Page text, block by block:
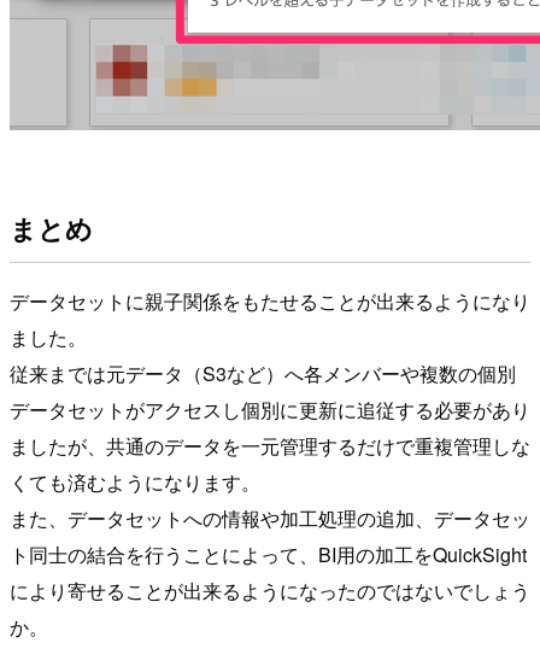
まとめ
データセットに親子関係をもたせることが出来るようになり
ました。
従来までは元データ（S3など）へ各メンバーや複数の個別
データセットがアクセスし個別に更新に追従する必要があり
ましたが、共通のデータを一元管理するだけで重複管理しな
くても済むようになります。
また、データセットへの情報や加工処理の追加、データセッ
ト同士の結合を行うことによって、BI用の加工をQuickSight
により寄せることが出来るようになったのではないでしょう
か。